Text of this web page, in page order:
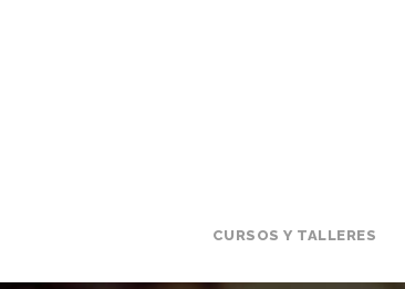
CURSOS Y TALLERES